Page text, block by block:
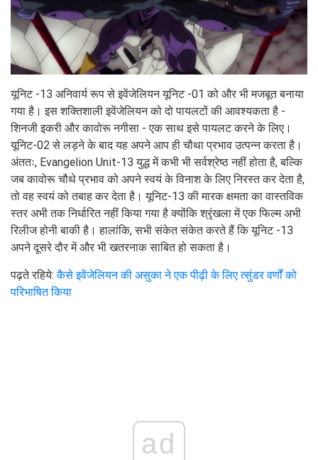
यूनिट -13 अनिवार्य रूप से इवेंजेलियन यूनिट -01 को और भी मजबूत बनाया
गया है। इस शक्तिशाली इवेंजेलियन को दो पायलटों की आवश्यकता है -
शिनजी इकरी और कावोरू नगीसा - एक साथ इसे पायलट करने के लिए।
यूनिट-02 से लड़ने के बाद यह अपने आप ही चौथा प्रभाव उत्पन्न करता है।
अंततः, Evangelion Unit-13 युद्ध में कभी भी सर्वश्रेष्ठ नहीं होता है, बल्कि
जब कावोरू चौथे प्रभाव को अपने स्वयं के विनाश के लिए निरस्त कर देता है,
तो वह स्वयं को तबाह कर देता है। यूनिट-13 की मारक क्षमता का वास्तविक
स्तर अभी तक निर्धारित नहीं किया गया है क्योंकि श्रृंखला में एक फिल्म अभी
रिलीज होनी बाकी है। हालांकि, सभी संकेत संकेत करते हैं कि यूनिट -13
अपने दूसरे दौर में और भी खतरनाक साबित हो सकता है।
पढ़ते रहिये:कैसे इवेंजेलियन की असुका ने एक पीढ़ी के लिए त्सुंडर वर्णों को
परिभाषित किया
ad